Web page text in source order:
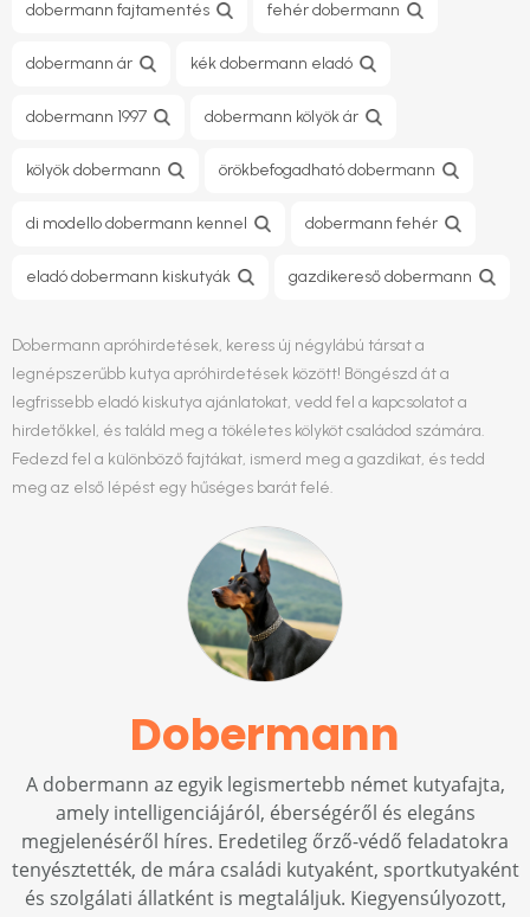
dobermann fajtamentés fehér dobermann
dobermann ár kék dobermann eladó
dobermann 1997 dobermann kölyök ár
kölyök dobermann örökbefogadható dobermann
di modello dobermann kennel dobermann fehér
eladó dobermann kiskutyák gazdikereső dobermann
Dobermann apróhirdetések, keress új négylábú társat a
legnépszerűbb kutya apróhirdetések között! Böngészd át a
legfrissebb eladó kiskutya ajánlatokat, vedd fel a kapcsolatot a
hirdetőkkel, és találd meg a tökéletes kölyköt családod számára.
Fedezd fel a különböző fajtákat, ismerd meg a gazdikat, és tedd
meg az első lépést egy hűséges barát felé.
Dobermann
A dobermann az egyik legismertebb német kutyafajta,
amely intelligenciájáról, éberségéről és elegáns
megjelenéséről híres. Eredetileg őrző-védő feladatokra
tenyésztették, de mára családi kutyaként, sportkutyaként
és szolgálati állatként is megtaláljuk. Kiegyensúlyozott,